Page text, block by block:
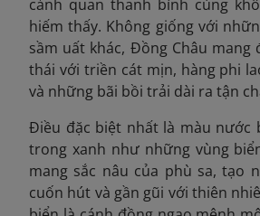
cảnh quan thanh bình cùng
hiếm thấy. Không giống với
sầm uất khác, Đồng Châu mang
thái với triền cát mịn, hàng phi
và những bãi bồi trải dài ra tận
Điều đặc biệt nhất là màu nước
trong xanh như những vùng
mang sắc nâu của phù sa, tạo
cuốn hút và gần gũi với thiên